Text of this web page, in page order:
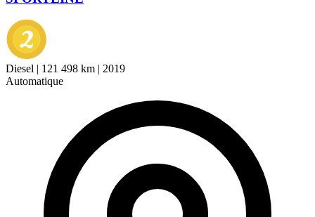
Diesel | 121 498 km | 2019
Automatique